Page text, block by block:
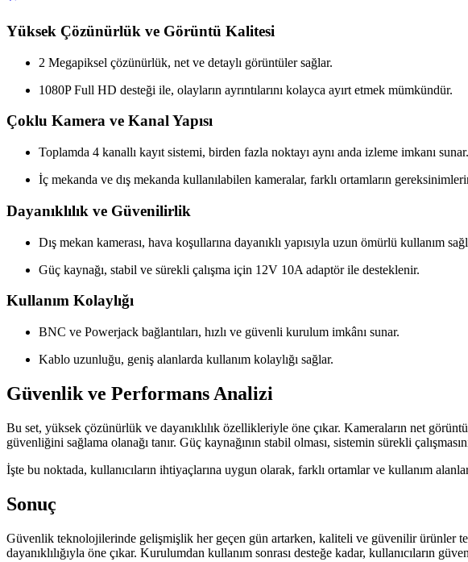
Yüksek Çözünürlük ve Görüntü Kalitesi
2 Megapiksel çözünürlük, net ve detaylı görüntüler sağlar.
1080P Full HD desteği ile, olayların ayrıntılarını kolayca ayırt etmek mümkündür.
Çoklu Kamera ve Kanal Yapısı
Toplamda 4 kanallı kayıt sistemi, birden fazla noktayı aynı anda izleme imkanı sunar.
İç mekanda ve dış mekanda kullanılabilen kameralar, farklı ortamların
Dayanıklılık ve Güvenilirlik
Dış mekan kamerası, hava koşullarına dayanıklı yapısıyla uzun ömürlü kullanım
Güç kaynağı, stabil ve sürekli çalışma için 12V 10A adaptör ile desteklenir.
Kullanım Kolaylığı
BNC ve Powerjack bağlantıları, hızlı ve güvenli kurulum imkânı sunar.
Kablo uzunluğu, geniş alanlarda kullanım kolaylığı sağlar.
Güvenlik ve Performans Analizi
Bu set, yüksek çözünürlük ve dayanıklılık özellikleriyle öne çıkar. Kameraların net
güvenliğini sağlama olanağı tanır. Güç kaynağının stabil olması, sistemin sürekli
İşte bu noktada, kullanıcıların ihtiyaçlarına uygun olarak, farklı ortamlar ve kullanım
Sonuç
Güvenlik teknolojilerinde gelişmişlik her geçen gün artarken, kaliteli ve güvenilir ürünler
dayanıklılığıyla öne çıkar. Kurulumdan kullanım sonrası desteğe kadar, kullanıcıların